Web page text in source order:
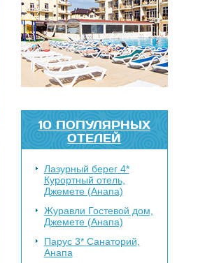
10 ПОПУЛЯРНЫХ
ОТЕЛЕЙ
Лазурный берег 4*
Курортный отель,
Джемете (Анапа)
Журавли Гостевой дом,
Джемете (Анапа)
Парус 3* Санаторий,
Анапа